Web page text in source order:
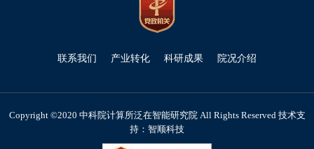
联系我们 产业转化 科研成果 院况介绍
Copyright ©2020 中科院计算所泛在智能研究院 All Rights Reserved 技术支
持：智顺科技